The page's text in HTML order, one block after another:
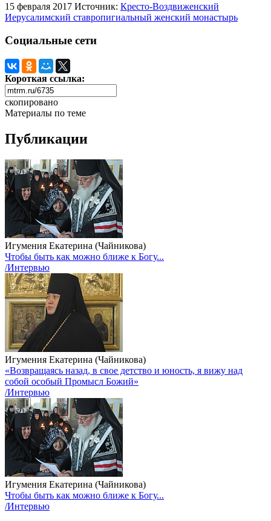
15 февраля 2017 Источник: Кресто-Воздвиженский
Иерусалимский ставропигиальный женский монастырь
Социальные сети
Короткая ссылка:
скопировано
Материалы по теме
Публикации
Игумения Екатерина (Чайникова)
Чтобы быть как можно ближе к Богу...
/Интервью
Игумения Екатерина (Чайникова)
«Возвращаясь назад, в свое детство и юность, я вижу над
собой особый Промысл Божий»
/Интервью
Игумения Екатерина (Чайникова)
Чтобы быть как можно ближе к Богу...
/Интервью